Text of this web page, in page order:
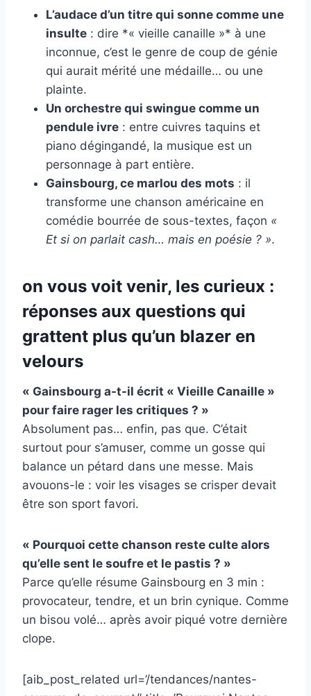
L’audace d’un titre qui sonne comme une
insulte : dire *« vieille canaille »* à une
inconnue, c’est le genre de coup de génie
qui aurait mérité une médaille… ou une
plainte.
Un orchestre qui swingue comme un
pendule ivre : entre cuivres taquins et
piano dégingandé, la musique est un
personnage à part entière.
Gainsbourg, ce marlou des mots : il
transforme une chanson américaine en
comédie bourrée de sous-textes, façon «
Et si on parlait cash… mais en poésie ? ».
on vous voit venir, les curieux :
réponses aux questions qui
grattent plus qu’un blazer en
velours
« Gainsbourg a-t-il écrit « Vieille Canaille »
pour faire rager les critiques ? »
Absolument pas… enfin, pas que. C’était
surtout pour s’amuser, comme un gosse qui
balance un pétard dans une messe. Mais
avouons-le : voir les visages se crisper devait
être son sport favori.
« Pourquoi cette chanson reste culte alors
qu’elle sent le soufre et le pastis ? »
Parce qu’elle résume Gainsbourg en 3 min :
provocateur, tendre, et un brin cynique. Comme
un bisou volé… après avoir piqué votre dernière
clope.
[aib_post_related url=’/tendances/nantes-